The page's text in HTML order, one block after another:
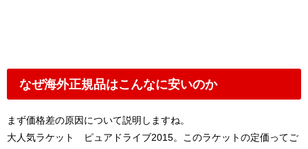
なぜ海外正規品はこんなに安いのか
まず価格差の原因について説明しますね。
大人気ラケット ピュアドライブ2015。このラケットの定価ってご